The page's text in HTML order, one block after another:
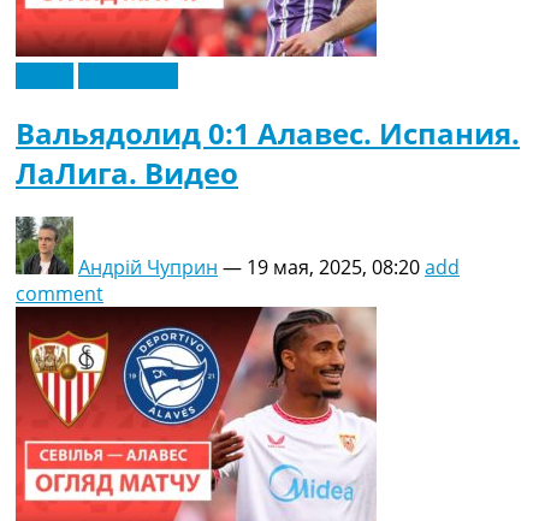
Вальядолид 0:1 Алавес. Испания.
ЛаЛига. Видео
Андрій Чуприн — 19 мая, 2025, 08:20add
comment